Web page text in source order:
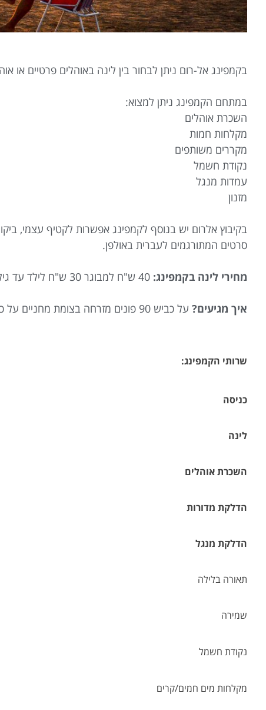
בקמפינג אל-רום ניתן לבחור בין לינה באוהלים פרטיים או
במתחם הקמפינג ניתן למצוא:
השכרת אוהלים
מקלחות חמות
מקררים משותפים
נקודת חשמל
עמדות מנגל
מזנון
בקיבוץ אלרום יש בנוסף לקמפינג אפשרות לקטיף עצמי,
סרטים המתורגמים לעברית באולפן.
מחירי לינה בקמפינג:
איך מגיעים? על כביש 90 פונים מזרחה בצומת מחניים על כביש 98.
שרותי הקמפינג:
כניסה
לינה
השכרת אוהלים
הדלקת מדורות
הדלקת מנגל
תאורה בלילה
שמירה
נקודת חשמל
מקלחות מים חמים/קרים